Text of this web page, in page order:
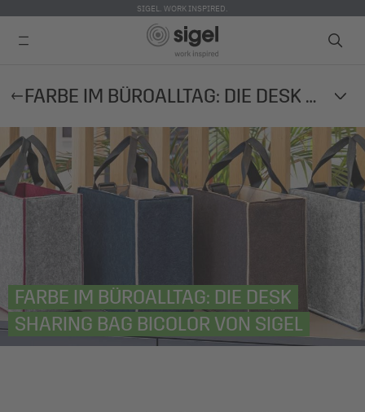
zum
SIGEL. WORK INSPIRED.
FARBE IM BÜROALLTAG: DIE DESK SHARING BAG BICOLOR VON SIGEL
FARBE IM BÜROALLTAG: DIE DESK
SHARING BAG BICOLOR VON SIGEL